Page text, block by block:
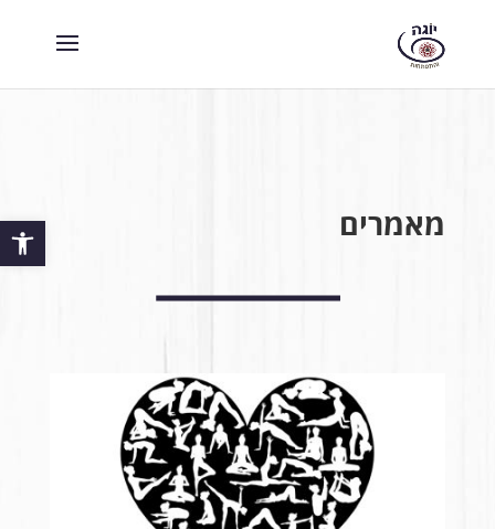
פתח מאמרים